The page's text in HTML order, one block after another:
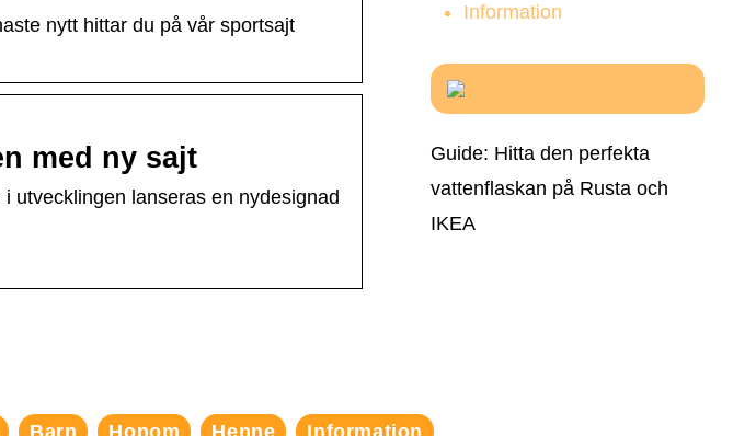
nytt hittar du på vår sportsajt
med ny sajt
utvecklingen lanseras en nydesignad
Information
Guide: Hitta den perfekta
vattenflaskan på Rusta och
IKEA